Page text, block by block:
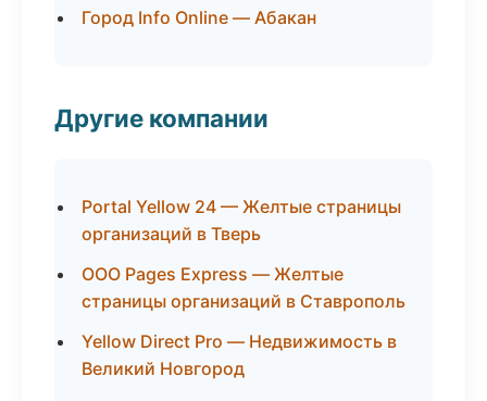
Город Info Online — Абакан
Другие компании
Portal Yellow 24 — Желтые страницы
организаций в Тверь
ООО Pages Express — Желтые
страницы организаций в Ставрополь
Yellow Direct Pro — Недвижимость в
Великий Новгород